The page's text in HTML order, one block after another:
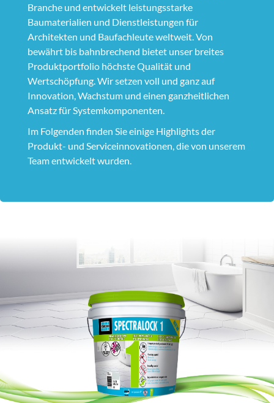
Branche und entwickelt leistungsstarke
Baumaterialien und Dienstleistungen für
Architekten und Baufachleute weltweit. Von
bewährt bis bahnbrechend bietet unser breites
Produktportfolio höchste Qualität und
Wertschöpfung. Wir setzen voll und ganz auf
Innovation, Wachstum und einen ganzheitlichen
Ansatz für Systemkomponenten.
Im Folgenden finden Sie einige Highlights der
Produkt- und Serviceinnovationen, die von unserem
Team entwickelt wurden.